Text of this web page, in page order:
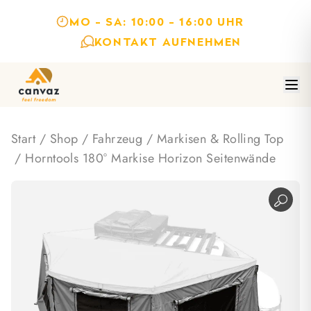
MO - SA: 10:00 - 16:00 UHR
KONTAKT AUFNEHMEN
Start/ Shop / Fahrzeug / Markisen & Rolling Top
/ Horntools 180° Markise Horizon Seitenwände